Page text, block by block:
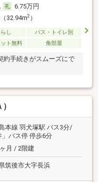
6.75万円
32.94m2）
し
バス・トイレ別
ト無料 角部屋
約手続きがスムーズにで
本線 羽犬塚駅 バス3分/
」バス停 停歩6分
月 / 2階建
筑後市大字長浜